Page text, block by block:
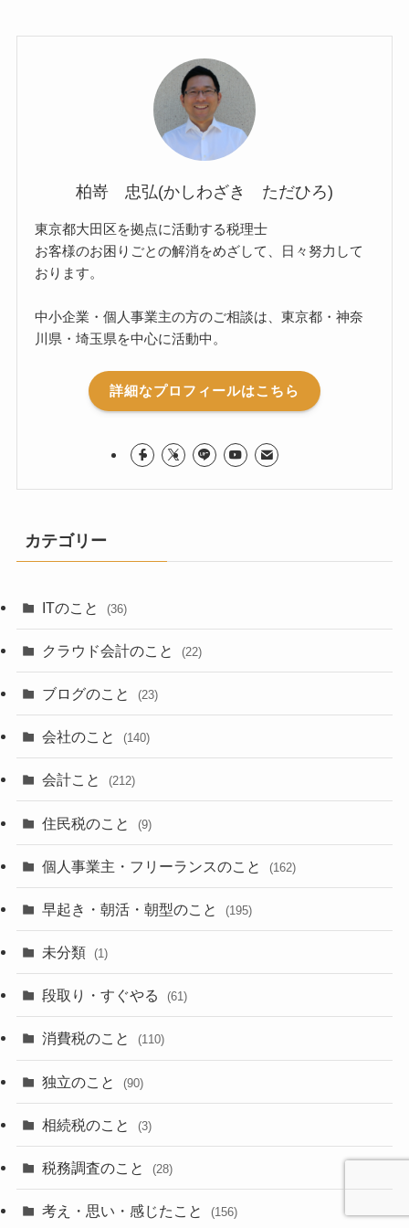
柏嵜 忠弘(かしわざき ただひろ)
東京都大田区を拠点に活動する税理士
お客様のお困りごとの解消をめざして、日々努力して
おります。
中小企業・個人事業主の方のご相談は、東京都・神奈
川県・埼玉県を中心に活動中。
詳細なプロフィールはこちら
カテゴリー
ITのこと (36)
クラウド会計のこと (22)
ブログのこと (23)
会社のこと (140)
会計こと (212)
住民税のこと (9)
個人事業主・フリーランスのこと (162)
早起き・朝活・朝型のこと (195)
未分類 (1)
段取り・すぐやる (61)
消費税のこと (110)
独立のこと (90)
相続税のこと (3)
税務調査のこと (28)
考え・思い・感じたこと (156)